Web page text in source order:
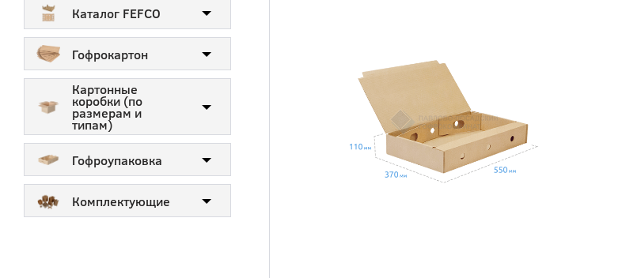
Каталог FEFCO
Гофрокартон
Картонные
коробки (по
размерам и
типам)
Гофроупаковка
Комплектующие